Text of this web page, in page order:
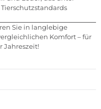
Sie in langlebige
Komfort – für
Jahreszeit!